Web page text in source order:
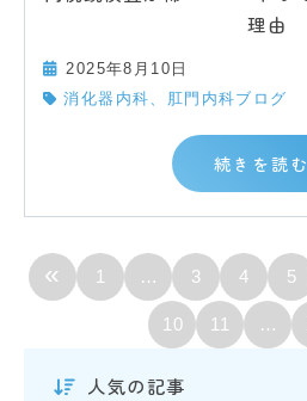
理由
2025年8月10日
消化器内科、肛門内科ブログ
続きを読む
« 1 … 3 4 5
10 11 …
人気の記事